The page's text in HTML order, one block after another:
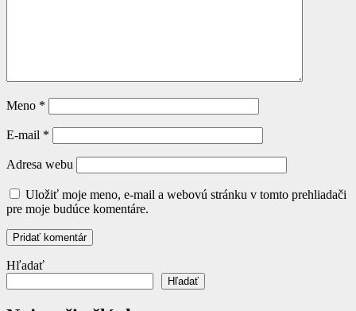
Meno *
E-mail *
Adresa webu
Uložiť moje meno, e-mail a webovú stránku v tomto prehliadači
pre moje budúce komentáre.
Hľadať
Hľadať